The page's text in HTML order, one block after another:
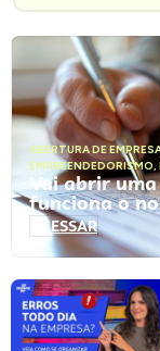
ABERTURA DE
EMPREENDEDORISMO,
Vai abrir
funciona o
ACESSAR